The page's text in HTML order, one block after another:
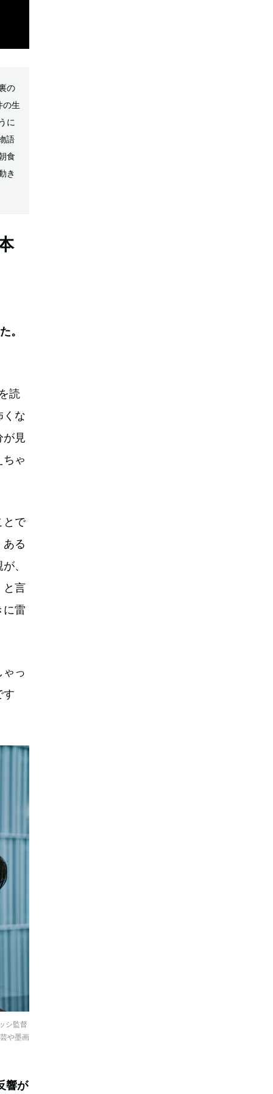
の
の生
に
語
食
き
。
読
くな
が見
ちゃ
とで
ある
、
と言
に雷
ゃっ
す
シ監督
や墨画
響が